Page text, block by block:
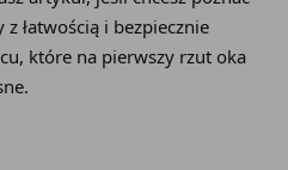
łatwością i bezpiecznie
które na pierwszy rzut oka